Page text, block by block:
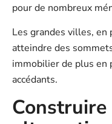
pour de nombreux
Les grandes villes,
atteindre des
immobilier de plus en
accédants.
Construire